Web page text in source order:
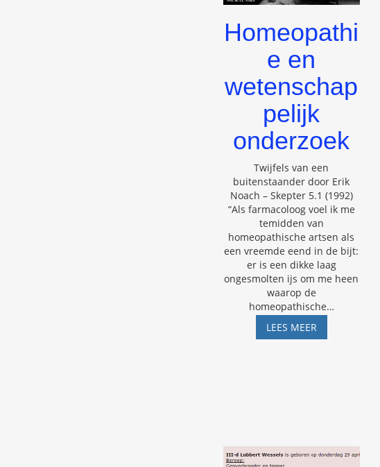
Homeopathi
e en
wetenschap
pelijk
onderzoek
Twijfels van een
buitenstaander door Erik
Noach – Skepter 5.1 (1992)
“Als farmacoloog voel ik me
temidden van
homeopathische artsen als
een vreemde eend in de bijt:
er is een dikke laag
ongesmolten ijs om me heen
waarop de
homeopathische…
LEES MEERHOMEOPATHIE
EN